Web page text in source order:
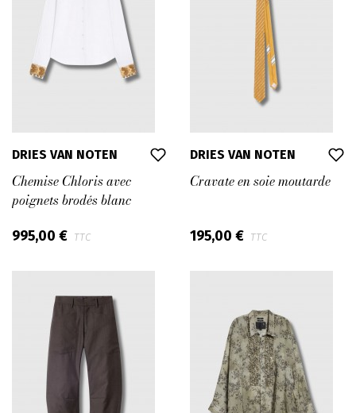
DRIES VAN NOTEN
Chemise Chloris avec
poignets brodés blanc
995,00 € TTC
DRIES VAN NOTEN
Cravate en soie moutarde
195,00 € TTC